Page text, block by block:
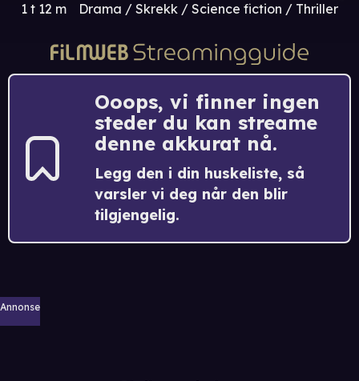
1 t 12 m Drama / Skrekk / Science fiction / Thriller
Ooops, vi finner ingen
steder du kan streame
denne akkurat nå.
Legg den i din huskeliste, så
varsler vi deg når den blir
tilgjengelig.
Annonse